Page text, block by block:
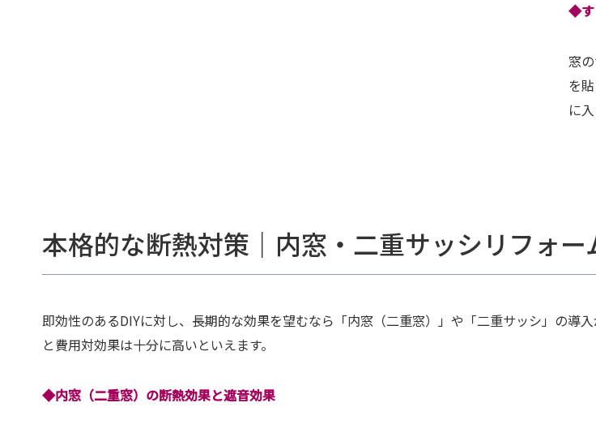
◆す
窓
を
に
本格的な断熱対策｜内窓・二重サッシリフォー
即効性のあるDIYに対し、長期的な効果を望むなら「内窓（二重窓）」や「二重サッシ」の導
と費用対効果は十分に高いといえます。
◆内窓（二重窓）の断熱効果と遮音効果